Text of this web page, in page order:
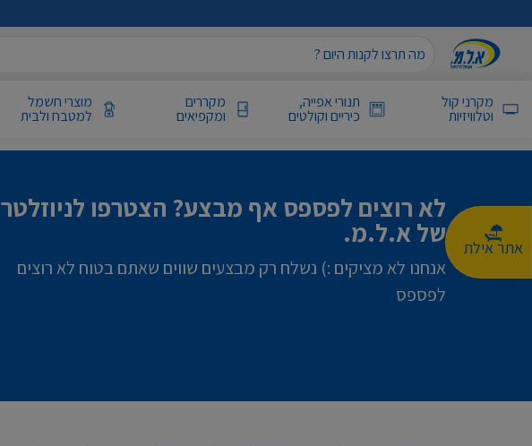
אתר אילת
מקרני קול
וטלוויזיות
תנורי אפייה,
כיריים וקולטים
מקררים
ומקפיאים
מוצרי חשמל
למטבח ולבית
לא רוצים לפספס אף מבצע? הצטרפו לניוזלטר
של א.ל.מ.
אנחנו לא מציקים :) נשלח רק מבצעים שווים שאתם בטוח לא רוצים
לפספס